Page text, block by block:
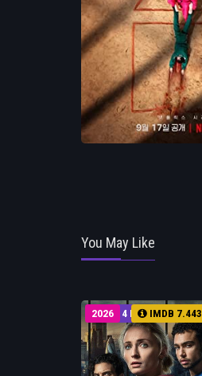
You May Like
4 EP
2026 IMDB 7.443